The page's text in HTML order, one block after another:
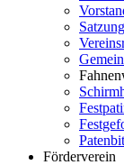
Satzung
Förderverein